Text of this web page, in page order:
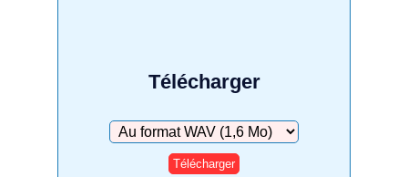
Télécharger
Télécharger